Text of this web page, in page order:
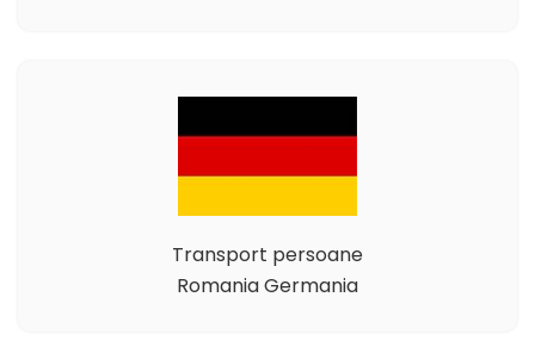
Transport persoane
Romania Germania